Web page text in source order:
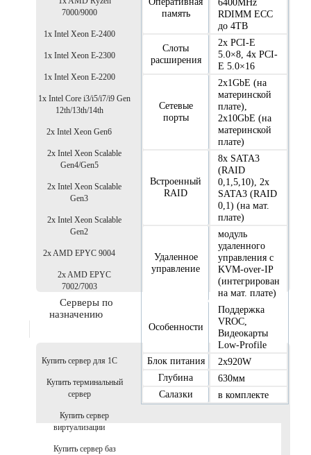
память
6400MHz
RDIMM ECC
до 4TB
Слоты
расширения
2x PCI-E
5.0×8, 4x PCI-
E 5.0×16
Сетевые
порты
2x1GbE (на
материнской
плате),
2x10GbE (на
материнской
плате)
Встроенный
RAID
8x SATA3
(RAID
0,1,5,10), 2x
SATA3 (RAID
0,1) (на мат.
плате)
Удаленное
управление
модуль
удаленного
управления с
KVM-over-IP
(интегрирован
на мат. плате)
Особенности
Поддержка
VROC,
Видеокарты
Low-Profile
Блок питания
2x920W
Глубина
630мм
Салазки
в комплекте
7000/9000
1x Intel Xeon E-2400
1x Intel Xeon E-2300
1x Intel Xeon E-2200
1x Intel Core i3/i5/i7/i9 Gen
12th/13th/14th
2x Intel Xeon Gen6
2x Intel Xeon Scalable
Gen4/Gen5
2x Intel Xeon Scalable
Gen3
2x Intel Xeon Scalable
Gen2
2x AMD EPYC 9004
2x AMD EPYC
7002/7003
Серверы по
назначению
Купить сервер для 1С
Купить терминальный
сервер
Купить сервер
виртуализации
Купить сервер баз